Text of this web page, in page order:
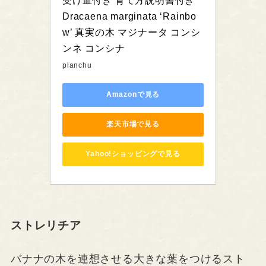
Dracaena marginata ‘Rainbo
w’ 真実の木 マジナータ コンシ
ンネ コンシナ
planchu
Amazonで見る
楽天市場で見る
Yahoo!ショッピングで見る
ストレリチア
バナナの木を連想させる大きな葉をつけるスト